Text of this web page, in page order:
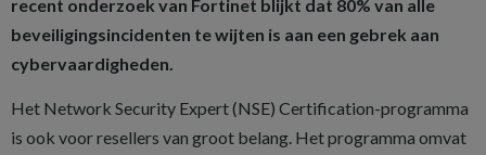
recent onderzoek van Fortinet blijkt dat 80% van alle
beveiligingsincidenten te wijten is aan een gebrek aan
cybervaardigheden.
Het Network Security Expert (NSE) Certification-programma
is ook voor resellers van groot belang. Het programma omvat